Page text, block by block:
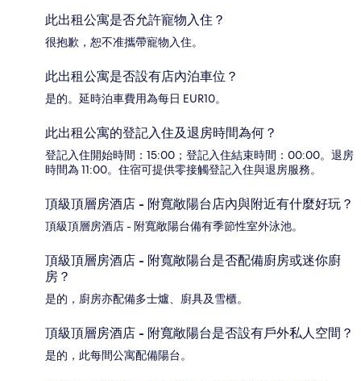
此出租公寓是否允許寵物入住？
很抱歉，恕不准攜帶寵物入住。
此出租公寓是否設有店內泊車位？
是的。延時泊車費用為每日 EUR10。
此出租公寓的登記入住及退房時間為何？
登記入住開始時間：15:00；登記入住結束時間：00:00。退房
時間為 11:00。住宿可提供零接觸登記入住與退房服務。
頂級頂層房酒店 - 附寬敞陽台店內與附近有什麼好玩？
頂級頂層房酒店 - 附寬敞陽台備有季節性室外泳池。
頂級頂層房酒店 - 附寬敞陽台是否配備廚房或迷你廚
房？
是的，廚房亦配備多士爐、廚具及雪櫃。
頂級頂層房酒店 - 附寬敞陽台是否設有戶外私人空間？
是的，此每間公寓配備陽台。